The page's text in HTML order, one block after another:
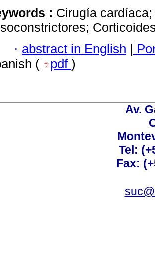
: Cirugía
· abstract in English |
(
pdf )
Av.
Tel:
Fax: